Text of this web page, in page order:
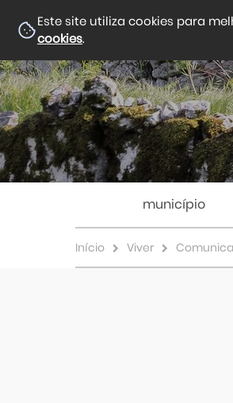
Este site utiliza cookies para
cookies.
município
Início Viver